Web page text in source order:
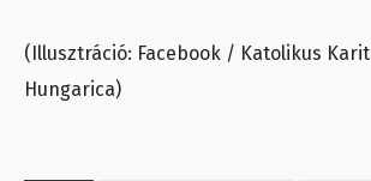
(Illusztráció: Facebook / Katolikus
Hungarica)